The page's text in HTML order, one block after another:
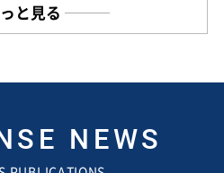
と見る
NEWS